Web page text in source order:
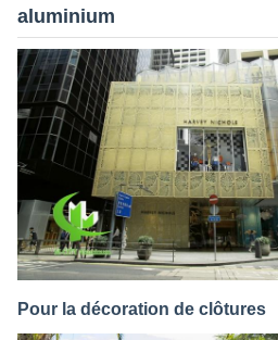
aluminium
Pour la décoration de clôtures